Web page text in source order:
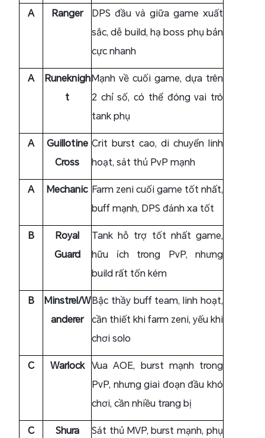
A Ranger
DPS đầu và giữa game xuất
sắc, dễ build, hạ boss phụ bản
cực nhanh
A
Runeknigh
t
Mạnh về cuối game, dựa trên
2 chỉ số, có thể đóng vai trò
tank phụ
A
Guillotine
Cross
Crit burst cao, di chuyển linh
hoạt, sát thủ PvP mạnh
A Mechanic Farm zeni cuối game tốt nhất,
buff mạnh, DPS đánh xa tốt
B
Royal
Guard
Tank hỗ trợ tốt nhất game,
hữu ích trong PvP, nhưng
build rất tốn kém
B
Minstrel/W
anderer
Bậc thầy buff team, linh hoạt,
cần thiết khi farm zeni, yếu khi
chơi solo
C Warlock Vua AOE, burst mạnh trong
PvP, nhưng giai đoạn đầu khó
chơi, cần nhiều trang bị
C Shura
Sát thủ MVP, burst mạnh, phụ